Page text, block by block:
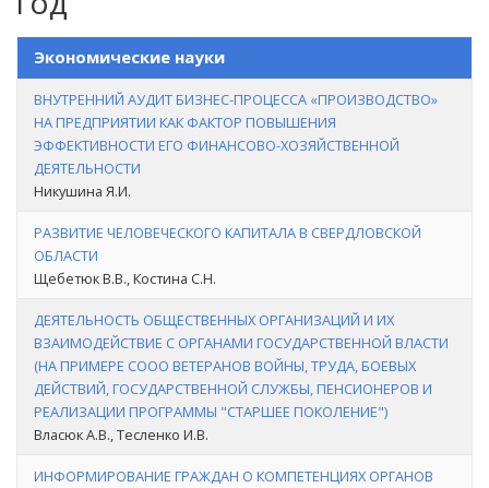
Экономические науки
ВНУТРЕННИЙ АУДИТ БИЗНЕС-ПРОЦЕССА «ПРОИЗВОДСТВО»
НА ПРЕДПРИЯТИИ КАК ФАКТОР ПОВЫШЕНИЯ
ЭФФЕКТИВНОСТИ ЕГО ФИНАНСОВО-ХОЗЯЙСТВЕННОЙ
ДЕЯТЕЛЬНОСТИ
Никушина Я.И.
РАЗВИТИЕ ЧЕЛОВЕЧЕСКОГО КАПИТАЛА В СВЕРДЛОВСКОЙ
ОБЛАСТИ
Щебетюк В.В., Костина С.Н.
ДЕЯТЕЛЬНОСТЬ ОБЩЕСТВЕННЫХ ОРГАНИЗАЦИЙ И ИХ
ВЗАИМОДЕЙСТВИЕ С ОРГАНАМИ ГОСУДАРСТВЕННОЙ ВЛАСТИ
(НА ПРИМЕРЕ СООО ВЕТЕРАНОВ ВОЙНЫ, ТРУДА, БОЕВЫХ
ДЕЙСТВИЙ, ГОСУДАРСТВЕННОЙ СЛУЖБЫ, ПЕНСИОНЕРОВ И
РЕАЛИЗАЦИИ ПРОГРАММЫ "СТАРШЕЕ ПОКОЛЕНИЕ")
Власюк А.В., Тесленко И.В.
ИНФОРМИРОВАНИЕ ГРАЖДАН О КОМПЕТЕНЦИЯХ ОРГАНОВ